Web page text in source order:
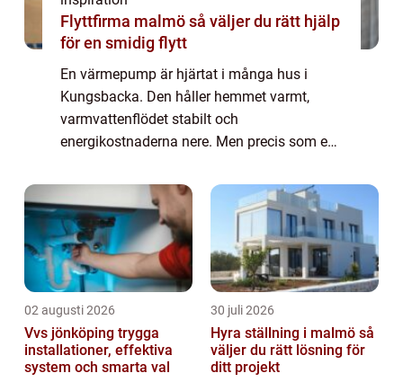
Flyttfirma malmö så väljer du rätt hjälp
för en smidig flytt
En värmepump är hjärtat i många hus i
Kungsbacka. Den håller hemmet varmt,
varmvattenflödet stabilt och
energikostnaderna nere. Men precis som en
efter &ari...
02 augusti 2026
Vvs jönköping trygga
installationer, effektiva
system och smarta val
30 juli 2026
Hyra ställning i malmö så
väljer du rätt lösning för
ditt projekt